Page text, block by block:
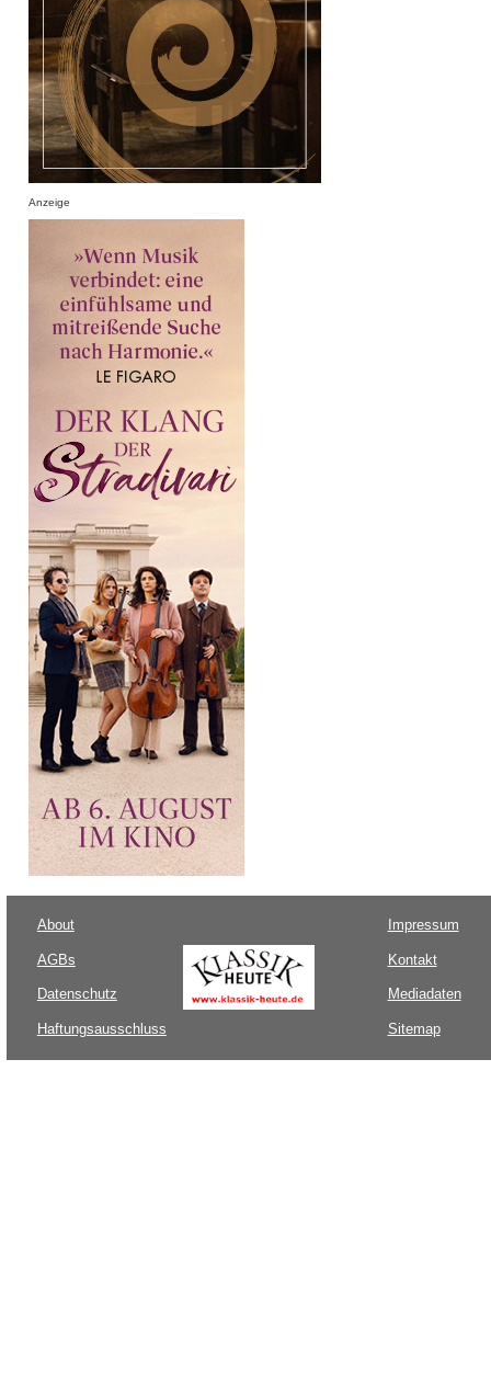
Anzeige
About
AGBs
Datenschutz
Haftungsausschluss
Impressum
Kontakt
Mediadaten
Sitemap